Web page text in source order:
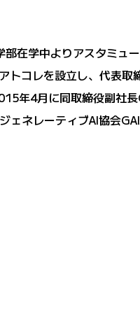
部在学中よりアスタミュ
コレを設立し、代表
年4月に同取締役副社
ネレーティブAI協会